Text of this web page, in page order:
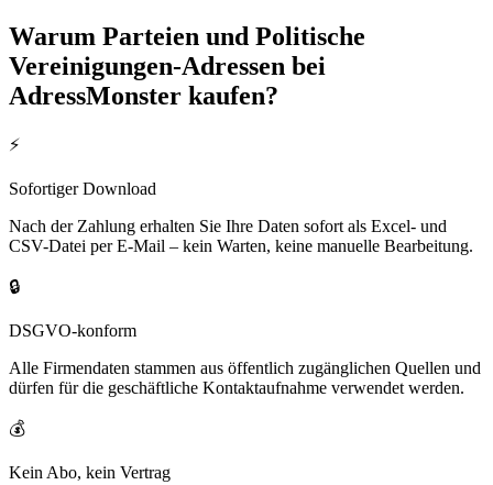
Warum Parteien und Politische
Vereinigungen-Adressen bei
AdressMonster kaufen?
⚡
Sofortiger Download
Nach der Zahlung erhalten Sie Ihre Daten sofort als Excel- und
CSV-Datei per E-Mail – kein Warten, keine manuelle Bearbeitung.
🔒
DSGVO-konform
Alle Firmendaten stammen aus öffentlich zugänglichen Quellen und
dürfen für die geschäftliche Kontaktaufnahme verwendet werden.
💰
Kein Abo, kein Vertrag